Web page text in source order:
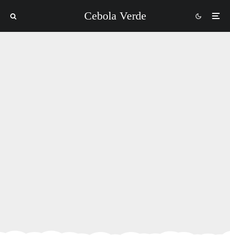
Cebola Verde